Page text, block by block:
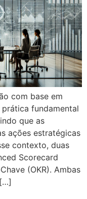
com base em
fundamental
que as
ações estratégicas
contexto, duas
Scorecard
(OKR). Ambas